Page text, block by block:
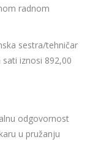
radnom
sestra/tehničar
iznosi 892,00
odgovornost
u pružanju